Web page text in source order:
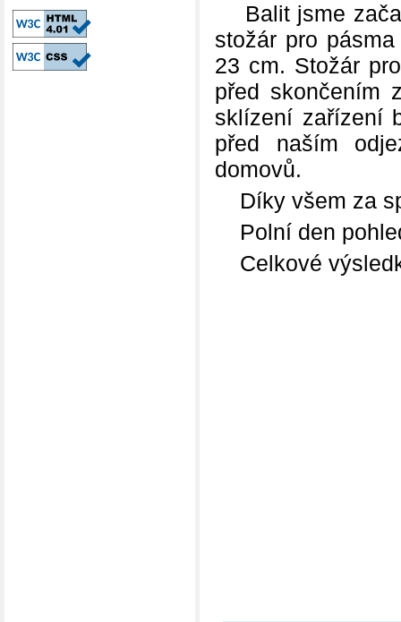
Balit jsme
stožár pro
23 cm. Stožár
před skončením
sklízení zařízení
před naším
domovů.
Díky všem za
Polní den
Celkové